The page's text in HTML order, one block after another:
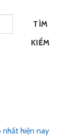
TÌM
KIẾM
nhất hiện nay